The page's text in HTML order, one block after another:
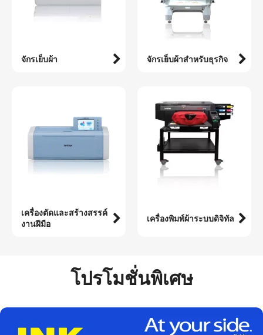
จักรเย็บผ้า จักรเย็บผ้าสำหรับธุรกิจ
เครื่องตัดและสร้างสรรค์
งานฝีมือ
เครื่องพิมพ์ผ้าระบบดิจิทัล
โปรโมชั่นพิเศษ